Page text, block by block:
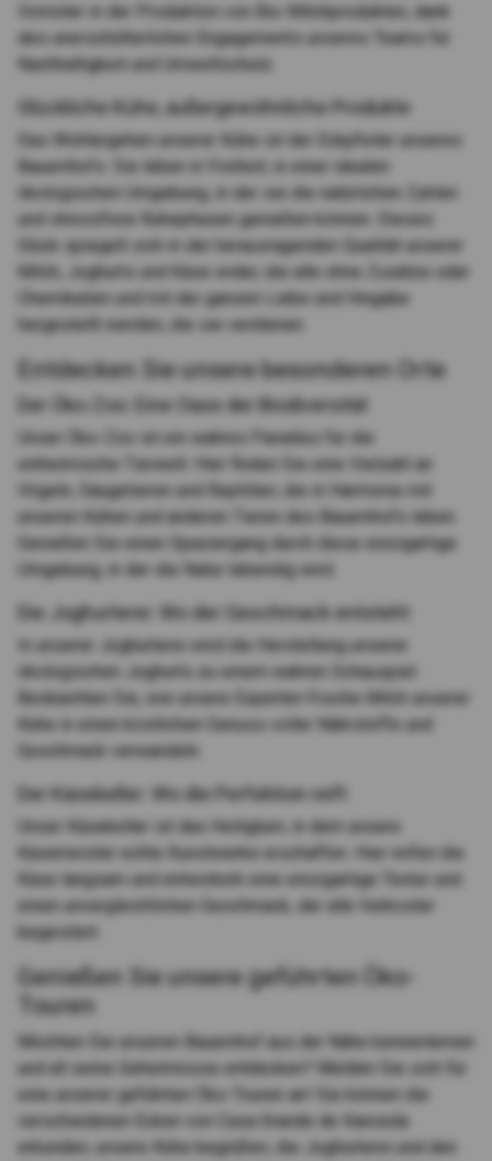
Vorreiter in der Produktion von Bio-Milchprodukten, dank
des unerschütterlichen Engagements unseres Teams für
Nachhaltigkeit und Umweltschutz.
Glückliche Kühe, außergewöhnliche Produkte
Das Wohlergehen unserer Kühe ist der Eckpfeiler unseres
Bauernhofs. Sie leben in Freiheit, in einer idealen
ökologischen Umgebung, in der sie die natürlichen Zyklen
und stressfreie Ruhephasen genießen können. Dieses
Glück spiegelt sich in der herausragenden Qualität unserer
Milch, Joghurts und Käse wider, die alle ohne Zusätze oder
Chemikalien und mit der ganzen Liebe und Hingabe
hergestellt werden, die sie verdienen.
Entdecken Sie unsere besonderen Orte
Der Öko-Zoo: Eine Oase der Biodiversität
Unser Öko-Zoo ist ein wahres Paradies für die
einheimische Tierwelt. Hier finden Sie eine Vielzahl an
Vögeln, Säugetieren und Reptilien, die in Harmonie mit
unseren Kühen und anderen Tieren des Bauernhofs leben.
Genießen Sie einen Spaziergang durch diese einzigartige
Umgebung, in der die Natur lebendig wird.
Die Joghurterei: Wo der Geschmack entsteht
In unserer Joghurterei wird die Herstellung unserer
ökologischen Joghurts zu einem wahren Schauspiel.
Beobachten Sie, wie unsere Experten frische Milch unserer
Kühe in einen köstlichen Genuss voller Nährstoffe und
Geschmack verwandeln.
Der Käsekeller: Wo die Perfektion reift
Unser Käsekeller ist das Heiligtum, in dem unsere
Käsemeister echte Kunstwerke erschaffen. Hier reifen die
Käse langsam und entwickeln eine einzigartige Textur und
einen unvergleichlichen Geschmack, der alle Verkoster
begeistert.
Genießen Sie unsere geführten Öko-
Touren
Möchten Sie unseren Bauernhof aus der Nähe kennenlernen
und all seine Geheimnisse entdecken? Melden Sie sich für
eine unserer geführten Öko-Touren an! Sie können die
verschiedenen Ecken von Casa Grande de Xanceda
erkunden, unsere Kühe begrüßen, die Joghurterei und den